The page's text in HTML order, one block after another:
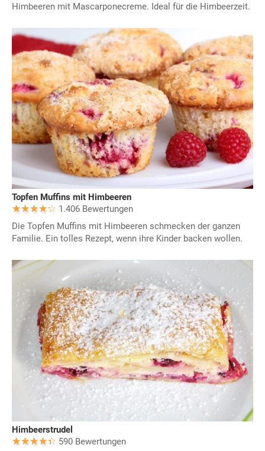
Himbeeren mit Mascarponecreme. Ideal für die Himbeerzeit.
Topfen Muffins mit Himbeeren
1.406 Bewertungen
Die Topfen Muffins mit Himbeeren schmecken der ganzen
Familie. Ein tolles Rezept, wenn ihre Kinder backen wollen.
Himbeerstrudel
590 Bewertungen